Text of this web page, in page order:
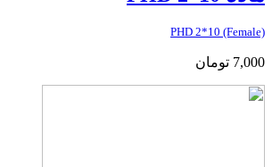
PHD 2*10 (Female)
7,000 تومان